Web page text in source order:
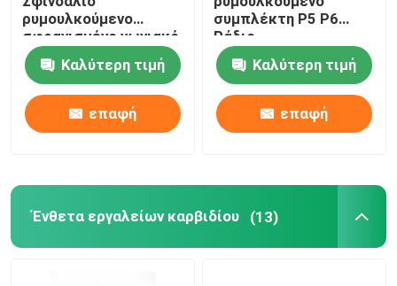
ρυμουλκούμενο
σφραγισμένο γωνιακό
σφαιρικό
ρυμουλκούμενο
επαφής 70, 72, 718,
719 για μηχανή
εργαλείων Sp
Καλύτερη τιμή
επαφή
συμπλέκτη Ρ5 Ρ6
Ράδιο
Ραδιοποδήματος
μονοδιάστατο
σπάργκο
Καλύτερη τιμή
επαφή
Ένθετα εργαλείων καρβιδίου (13)